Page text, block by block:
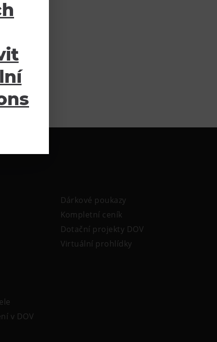
v DOV
Dárkové poukazy
Kompletní ceník
Dotační projekty DOV
Virtuální prohlídky